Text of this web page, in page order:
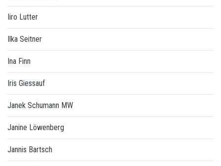
Iiro Lutter
Ilka Seitner
Ina Finn
Iris Giessauf
Janek Schumann MW
Janine Löwenberg
Jannis Bartsch